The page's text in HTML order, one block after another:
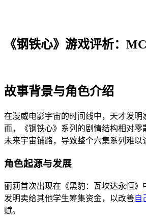
《钢铁心》游戏评析：
故事背景与角色介绍
在漫威电影宇宙的时间线中，天才发
而，《钢铁心》系列的剧情结构相对零
未来宇宙铺路，导致整个六集系列难以
角色起源与发展
丽莉首次出现在《黑豹：瓦坎达永恒
发明卖给其他学生筹集资金，以改善自
赋。